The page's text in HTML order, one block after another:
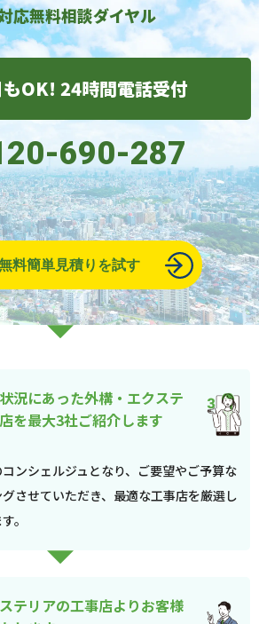
応無料相談ダイヤル
OK! 24時間電話受付
690-287
料簡単見積りを試す
況にあった外構・エクステ
を最大3社ご紹介します
ンシェルジュとなり、ご要望やご予算な
させていただき、最適な工事店を厳選し
。
テリアの工事店よりお客様